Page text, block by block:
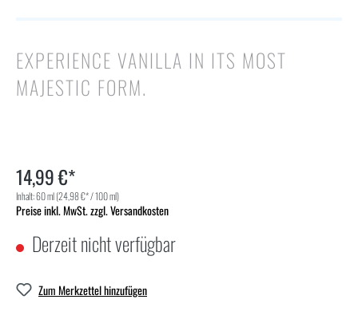
EXPERIENCE VANILLA IN ITS MOST
MAJESTIC FORM.
14,99 €*
Inhalt:60 ml(24,98 €* / 100 ml)
Preise inkl. MwSt. zzgl. Versandkosten
Derzeit nicht verfügbar
Zum Merkzettel hinzufügen